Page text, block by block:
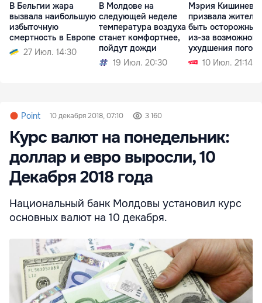
В Бельгии жара
вызвала наибольшую
избыточную
смертность в Европе
27 Июл. 14:30
В Молдове на
следующей неделе
температура воздуха
станет комфортнее,
пойдут дожди
19 Июл. 20:30
Мэрия Кишинева
призвала
быть
из-за возможного
ухудшения
10 Июл. 21:14
Point 10 декабря 2018, 07:10 3 160
Курс валют на понедельник:
доллар и евро выросли, 10
Декабря 2018 года
Национальный банк Молдовы установил курс
основных валют на 10 декабря.